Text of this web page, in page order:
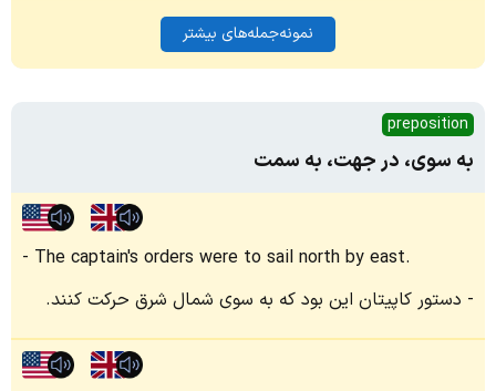
نمونه‌جمله‌های بیشتر
preposition
به‌ سوی، در جهت، به سمت
The captain's orders were to sail north by east.
دستور کاپیتان این بود که به سوی شمال شرق حرکت کنند.